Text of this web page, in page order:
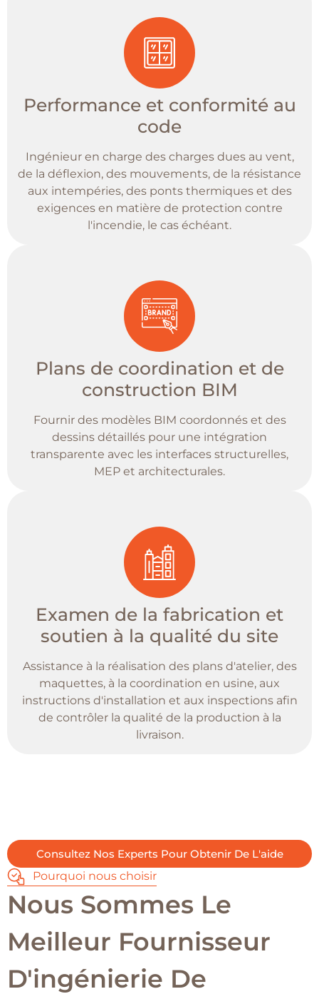
Performance et conformité au
code
Ingénieur en charge des charges dues au vent,
de la déflexion, des mouvements, de la résistance
aux intempéries, des ponts thermiques et des
exigences en matière de protection contre
l'incendie, le cas échéant.
Plans de coordination et de
construction BIM
Fournir des modèles BIM coordonnés et des
dessins détaillés pour une intégration
transparente avec les interfaces structurelles,
MEP et architecturales.
Examen de la fabrication et
soutien à la qualité du site
Assistance à la réalisation des plans d'atelier, des
maquettes, à la coordination en usine, aux
instructions d'installation et aux inspections afin
de contrôler la qualité de la production à la
livraison.
Pourquoi nous choisir
Nous Sommes Le
Meilleur Fournisseur
D'ingénierie De
Consultez Nos Experts Pour Obtenir De L'aide